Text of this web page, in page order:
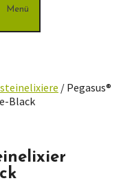
Menü
/ Pegasus®
Black